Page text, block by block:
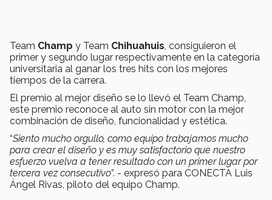
Team Champ y Team Chihuahuis , consiguieron el
primer y segundo lugar respectivamente en la categoría
universitaria al ganar los tres hits con los mejores
tiempos de la carrera.
El premio al mejor diseño se lo llevó el Team Champ,
este premio reconoce al auto sin motor con la mejor
combinación de diseño, funcionalidad y estética.
“Siento mucho orgullo, como equipo trabajamos mucho
para crear el diseño y es muy satisfactorio que nuestro
esfuerzo vuelva a tener resultado con un primer lugar por
tercera vez consecutivo”. - expresó para CONECTA Luis
Ángel Rivas, piloto del equipo Champ.